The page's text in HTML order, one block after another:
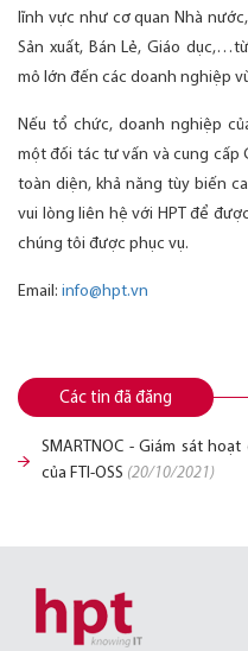
lĩnh vực như cơ quan Nhà
Sản xuất, Bán Lẻ, Giáo
mô lớn đến các doanh nghiệp
Nếu tổ chức, doanh nghiệp
một đối tác tư vấn và cung cấp
toàn diện, khả năng tùy biến
vui lòng liên hệ với HPT để
chúng tôi được phục vụ.
Email: info@hpt.vn
Các tin đã đăng
SMARTNOC - Giám sát
của FTI-OSS (20/10/2021)